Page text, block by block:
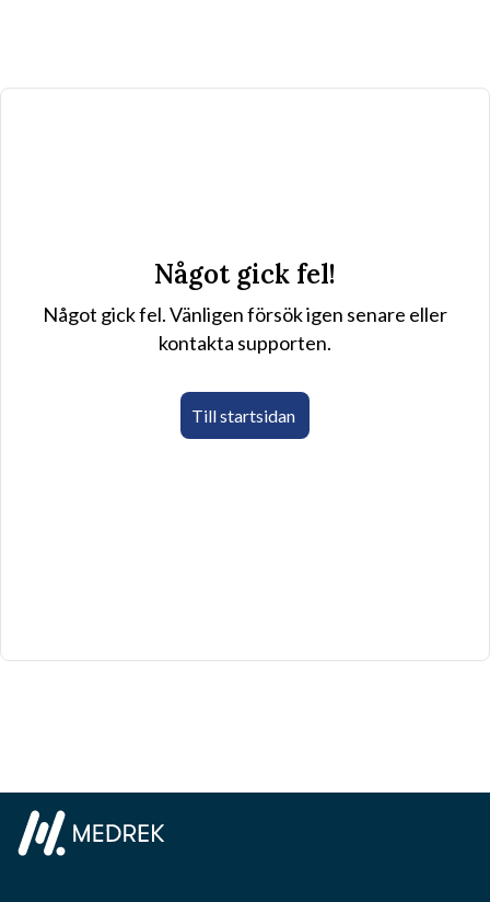
Något gick fel!
Något gick fel. Vänligen försök igen senare eller
kontakta supporten.
Till startsidan